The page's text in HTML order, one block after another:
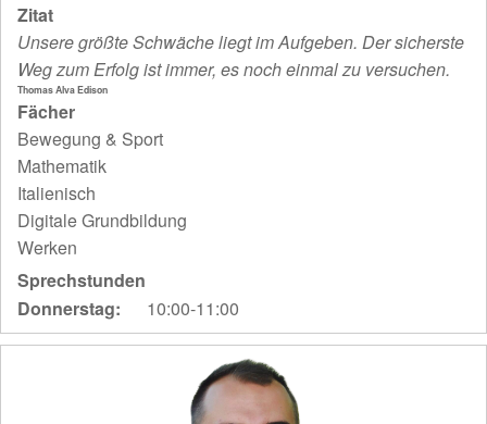
Zitat
Unsere größte Schwäche liegt im Aufgeben. Der sicherste
Weg zum Erfolg ist immer, es noch einmal zu versuchen.
Thomas Alva Edison
Fächer
Bewegung & Sport
Mathematik
Italienisch
Digitale Grundbildung
Werken
Sprechstunden
Donnerstag:
10:00-11:00